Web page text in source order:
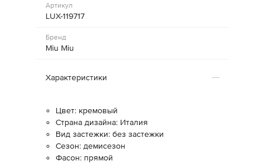
Артикул
LUX-119717
Бренд
Miu Miu
Характеристики
Цвет: кремовый
Страна дизайна: Италия
Вид застежки: без застежки
Сезон: демисезон
Фасон: прямой